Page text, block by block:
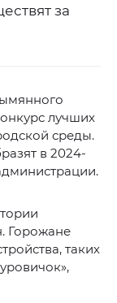
за
лучших
среды.
в 2024-
Горожане
таких